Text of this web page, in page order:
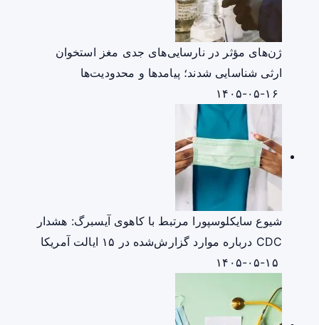
ژن‌های مؤثر در نارسایی‌های جدی مغز استخوان
ارثی شناسایی شدند؛ پیامدها و محدودیت‌ها
شیوع سایکلوسپورا مرتبط با کاهوی آیسبرگ: هشدار
CDC درباره موارد گزارش‌شده در ۱۵ ایالت آمریکا